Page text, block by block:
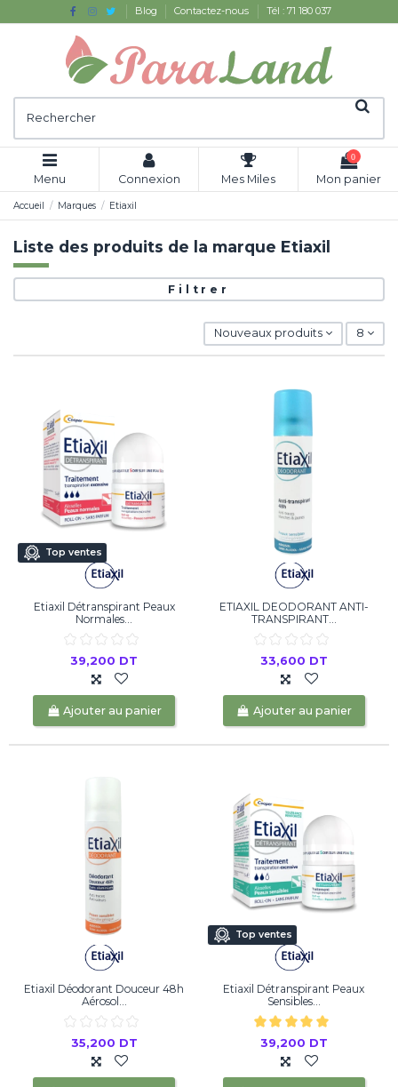
Blog Contactez-nous Tél : 71 180 037
Menu Connexion Mes Miles
0
Mon panier
Accueil Marques Etiaxil
Liste des produits de la marque Etiaxil
Filtrer
Nouveaux produits 8
Top ventes
Etiaxil Détranspirant Peaux
Normales...
39,200 DT
Ajouter au panier
ETIAXIL DEODORANT ANTI-
TRANSPIRANT...
33,600 DT
Ajouter au panier
Etiaxil Déodorant Douceur 48h
Aérosol...
35,200 DT
Top ventes
Etiaxil Détranspirant Peaux
Sensibles...
39,200 DT